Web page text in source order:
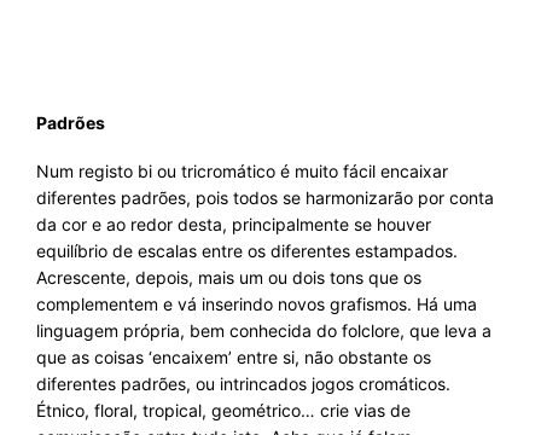
Padrões
Num registo bi ou tricromático é muito fácil encaixar
diferentes padrões, pois todos se harmonizarão por conta
da cor e ao redor desta, principalmente se houver
equilíbrio de escalas entre os diferentes estampados.
Acrescente, depois, mais um ou dois tons que os
complementem e vá inserindo novos grafismos. Há uma
linguagem própria, bem conhecida do folclore, que leva a
que as coisas ‘encaixem’ entre si, não obstante os
diferentes padrões, ou intrincados jogos cromáticos.
Étnico, floral, tropical, geométrico… crie vias de